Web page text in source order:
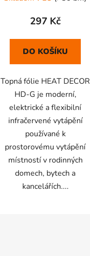
297 Kč
DO KOŠÍKU
Topná fólie HEAT DECOR
HD-G je moderní,
elektrické a flexibilní
infračervené vytápění
používané k
prostorovému vytápění
místností v rodinných
domech, bytech a
kancelářích....